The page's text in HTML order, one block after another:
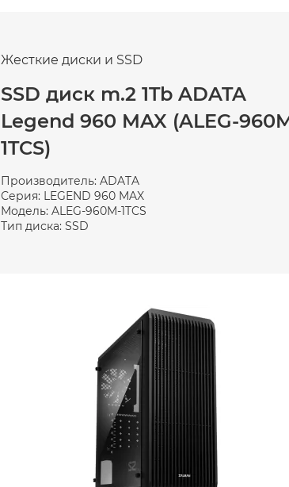
Жесткие диски и SSD
SSD диск m.2 1Tb ADATA
Legend 960 MAX (ALEG-
1TCS)
Производитель: ADATA
Серия: LEGEND 960 MAX
Модель: ALEG-960M-1TCS
Тип диска: SSD